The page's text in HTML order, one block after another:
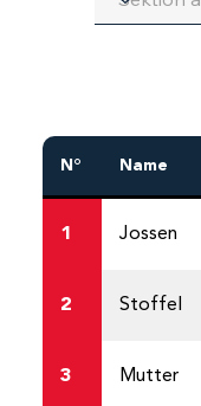
N° Name
1 Jossen
2 Stoffel
3 Mutter